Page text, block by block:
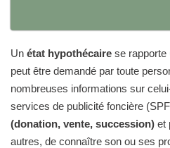
Un état hypothécaire se rapporte
peut être demandé par toute
nombreuses informations sur
services de publicité foncière
(donation, vente, succession) et
autres, de connaître son ou ses